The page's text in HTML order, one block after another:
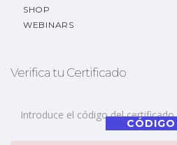
SHOP
WEBINARS
Verifica tu Certificado